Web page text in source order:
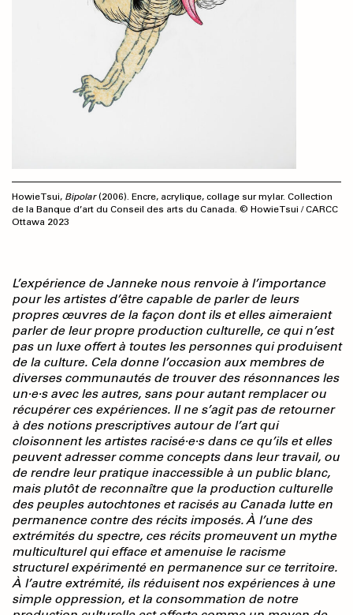
Howie Tsui, Bipolar(2006). Encre, acrylique, collage sur mylar. Collection
de la Banque d’art du Conseil des arts du Canada. © Howie Tsui / CARCC
Ottawa 2023
L’expérience de Janneke nous renvoie à l’importance
pour les artistes d’être capable de parler de leurs
propres œuvres de la façon dont ils et elles aimeraient
parler de leur propre production culturelle, ce qui n’est
pas un luxe offert à toutes les personnes qui produisent
de la culture. Cela donne l’occasion aux membres de
diverses communautés de trouver des résonnances les
un·e·s avec les autres, sans pour autant remplacer ou
récupérer ces expériences. Il ne s’agit pas de retourner
à des notions prescriptives autour de l’art qui
cloisonnent les artistes racisé·e·s dans ce qu’ils et elles
peuvent adresser comme concepts dans leur travail, ou
de rendre leur pratique inaccessible à un public blanc,
mais plutôt de reconnaître que la production culturelle
des peuples autochtones et racisés au Canada lutte en
permanence contre des récits imposés. À l’une des
extrémités du spectre, ces récits promeuvent un mythe
multiculturel qui efface et amenuise le racisme
structurel expérimenté en permanence sur ce territoire.
À l’autre extrémité, ils réduisent nos expériences à une
simple oppression, et la consommation de notre